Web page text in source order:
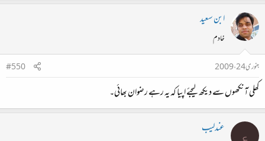
ابن سعید
خادم
جنوری 24، 2009
#550
کھلی آنکھوں سے دیکھ لیجئے اپیا کہ یہ رہے رضوان بھائی۔
ع عندلیب